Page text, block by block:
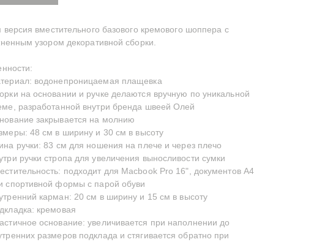
версия вместительного базового кремового шоппера с
узором декоративной сборки.
водонепроницаемая плащевка
на основании и ручке делаются вручную по уникальной
разработанной внутри бренда швеей Олей
закрывается на молнию
48 см в ширину и 30 см в высоту
ручки: 83 см для ношения на плече и через плечо
ручки стропа для увеличения выносливости сумки
подходит для Macbook Pro 16", документов А4
спортивной формы с парой обуви
карман: 20 см в ширину и 15 см в высоту
кремовая
основание: увеличивается при наполнении до
размеров подклада и стягивается обратно при